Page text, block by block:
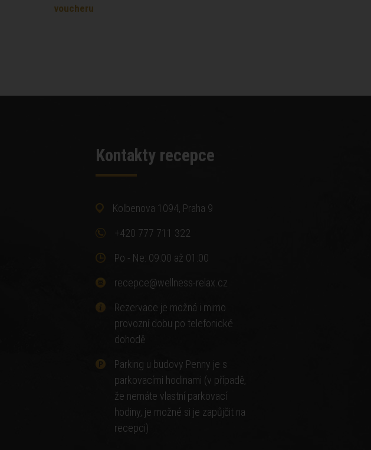
voucheru
Kontakty recepce
Kolbenova 1094, Praha 9
+420 777 711 322
Po - Ne: 09:00 až 01:00
recepce@wellness-relax.cz
Rezervace je možná i mimo
provozní dobu po telefonické
dohodě
Parking u budovy Penny je s
parkovacími hodinami (v případě,
že nemáte vlastní parkovací
hodiny, je možné si je zapůjčit na
recepci)